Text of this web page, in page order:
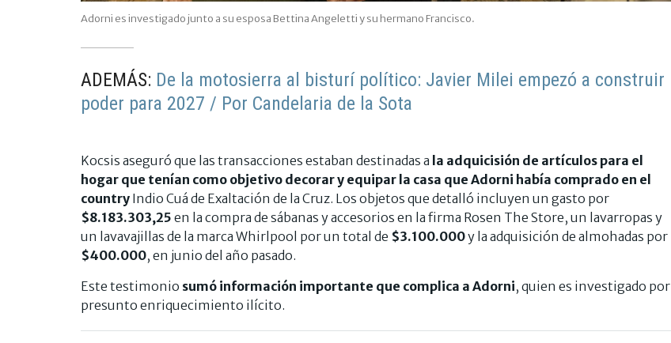
Adorni es investigado junto a su esposa Bettina Angeletti y su hermano Francisco.
ADEMÁS: De la motosierra al bisturí político: Javier Milei empezó a construir
poder para 2027 / Por Candelaria de la Sota
Kocsis aseguró que las transacciones estaban destinadas a la adquicisión de artículos para el
hogar que tenían como objetivo decorar y equipar la casa que Adorni había comprado en el
country Indio Cuá de Exaltación de la Cruz. Los objetos que detalló incluyen un gasto por
$8.183.303,25 en la compra de sábanas y accesorios en la firma Rosen The Store, un lavarropas y
un lavavajillas de la marca Whirlpool por un total de $3.100.000y la adquisición de almohadas por
$400.000, en junio del año pasado.
Este testimonio sumó información importante que complica a Adorni, quien es investigado por
presunto enriquecimiento ilícito.